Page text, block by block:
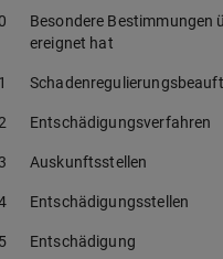
Besondere Bestimmungen
ereignet hat
Entschädigungsverfahren
Auskunftsstellen
Entschädigungsstellen
Entschädigung